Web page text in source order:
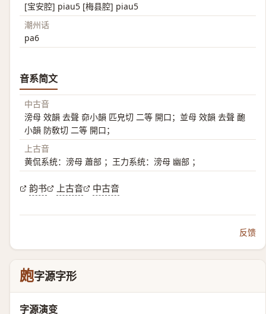
[宝安腔] piau5 [梅县腔] piau5
潮州话
pa6
音系简文
中古音
滂母 效韻 去聲 奅小韻 匹皃切 二等 開口；並母 效韻 去聲 靤
小韻 防敎切 二等 開口；
上古音
黄侃系统：滂母 蕭部 ；王力系统：滂母 幽部 ；
韵书 上古音 中古音
反馈
皰字源字形
字源演变